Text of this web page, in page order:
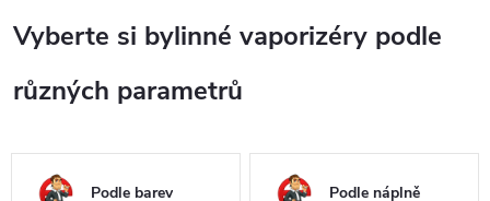
Vyberte si bylinné vaporizéry podle
různých parametrů
Podle barev Podle náplně